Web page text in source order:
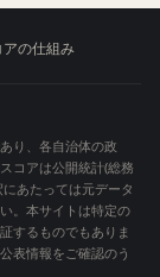
アの仕組み
り、各自治体の政
コアは公開統計(総務
あたっては元データ
。本サイトは特定の
するものでもありま
表情報をご確認のう